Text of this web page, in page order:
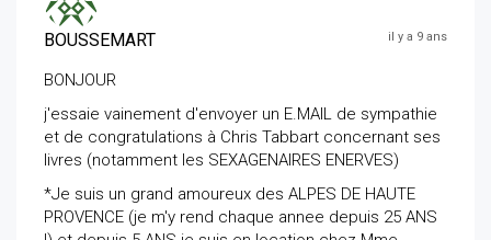
BOUSSEMART il y a 9 ans
BONJOUR
j'essaie vainement d'envoyer un E.MAIL de sympathie
et de congratulations à Chris Tabbart concernant ses
livres (notamment les SEXAGENAIRES ENERVES)
*Je suis un grand amoureux des ALPES DE HAUTE
PROVENCE (je m'y rend chaque annee depuis 25 ANS